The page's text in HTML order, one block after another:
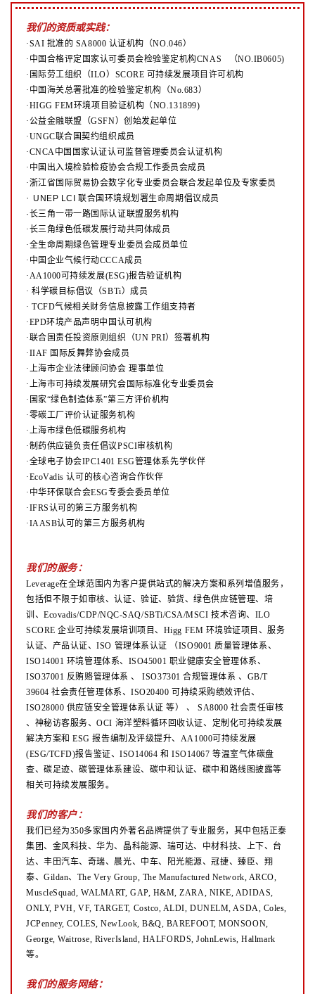
我们的资质或实践：
·SAI 批准的 SA8000 认证机构（NO.046）
·中国合格评定国家认可委员会检验鉴定机构CNAS （NO.IB0605)
·国际劳工组织（ILO）SCORE 可持续发展项目许可机构
·中国海关总署批准的检验鉴定机构（No.683）
·HIGG FEM环境项目验证机构（NO.131899)
·公益金融联盟（GSFN）创始发起单位
·UNGC联合国契约组织成员
·CNCA中国国家认证认可监督管理委员会认证机构
·中国出入境检验检疫协会合规工作委员会成员
·浙江省国际贸易协会数字化专业委员会联合发起单位及专家委员
· UNEP LCI 联合国环境规划署生命周期倡议成员
·长三角一带一路国际认证联盟服务机构
·长三角绿色低碳发展行动共同体成员
·全生命周期绿色管理专业委员会成员单位
·中国企业气候行动CCCA成员
·AA1000可持续发展(ESG)报告验证机构
·科学碳目标倡议（SBTi）成员
·TCFD气候相关财务信息披露工作组支持者
·EPD环境产品声明中国认可机构
·联合国责任投资原则组织（UN PRI）签署机构
·IIAF 国际反舞弊协会成员
·上海市企业法律顾问协会 理事单位
·上海市可持续发展研究会国际标准化专业委员会
·国家“绿色制造体系”第三方评价机构
·零碳工厂评价认证服务机构
·上海市绿色低碳服务机构
·制药供应链负责任倡议PSCI审核机构
·全球电子协会IPC1401 ESG管理体系先学伙伴
·EcoVadis 认可的核心咨询合作伙伴
·中华环保联合会ESG专委会委员单位
·IFRS认可的第三方服务机构
·IAASB认可的第三方服务机构
我们的服务：
Leverage在全球范围内为客户提供站式的解决方案和系列增值服务，
包括但不限于如审核、认证、验证、验货、绿色供应链管理、培
训、Ecovadis/CDP/NQC-SAQ/SBTi/CSA/MSCI 技术咨询、ILO
SCORE 企业可持续发展培训项目、Higg FEM 环境验证项目、服务
认证、产品认证、ISO 管理体系认证
（ISO9001 质量管理体系、
ISO14001 环境管理体系、ISO45001 职业健康安全管理体系、
ISO37001 反贿赂管理体系、ISO37301 合规管理体系 、GB/T
39604 社会责任管理体系、ISO20400 可持续采购绩效评估、
ISO28000 供应链安全管理体系认证等）、SA8000 社会责任审核
、神秘访客服务、OCI 海洋塑料循环回收认证、定制化可持续发展
解决方案和 ESG 报告编制及评级提升、AA1000可持续发展
(ESG/TCFD)报告鉴证、ISO14064 和 ISO14067 等温室气体碳盘
查、碳足迹、碳管理体系建设、碳中和认证、碳中和路线图披露等
相关可持续发展服务。
我们的客户：
我们已经为350多家国内外著名品牌提供了专业服务，其中包括正泰
集团、金风科技、华为、晶科能源、瑞可达、中材科技、上下、台
达、丰田汽车、奇瑞、晨光、中车、阳光能源、冠捷、臻臣、翔
泰、Gildan、The Very Group, The Manufactured Network, ARCO,
MuscleSquad, WALMART, GAP, H&M, ZARA, NIKE, ADIDAS,
ONLY, PVH, VF, TARGET, Costco, ALDI, DUNELM, ASDA, Coles,
JCPenney, COLES, NewLook, B&Q, BAREFOOT, MONSOON,
George, Waitrose, RiverIsland, HALFORDS, JohnLewis, Hallmark
等。
我们的服务网络：